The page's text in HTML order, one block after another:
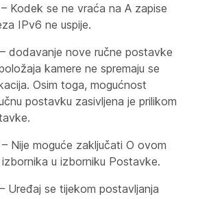
Kodek se ne vraća na A zapise
IPv6 ne uspije.
dodavanje nove ručne postavke
kamere ne spremaju se
Osim toga, mogućnost
postavku zasivljena je prilikom
Nije moguće zaključati O ovom
u izborniku Postavke.
Uređaj se tijekom postavljanja